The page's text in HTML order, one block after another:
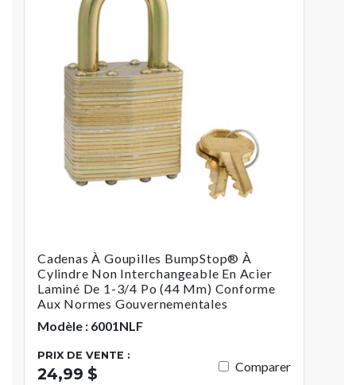
Cadenas À Goupilles BumpStop® À
Cylindre Non Interchangeable En Acier
Laminé De 1-3/4 Po (44 Mm) Conforme
Aux Normes Gouvernementales
Modèle : 6001NLF
PRIX DE VENTE :
24,99 $ Comparer